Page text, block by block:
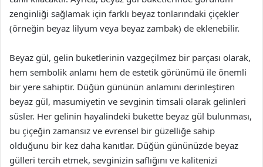
zenginliği sağlamak için farklı beyaz tonlarındaki çiçekler
(örneğin beyaz lilyum veya beyaz zambak) de eklenebilir.
Beyaz gül, gelin buketlerinin vazgeçilmez bir parçası olarak,
hem sembolik anlamı hem de estetik görünümü ile önemli
bir yere sahiptir. Düğün gününün anlamını derinleştiren
beyaz gül, masumiyetin ve sevginin timsali olarak gelinleri
süsler. Her gelinin hayalindeki bukette beyaz gül bulunması,
bu çiçeğin zamansız ve evrensel bir güzelliğe sahip
olduğunu bir kez daha kanıtlar. Düğün gününüzde beyaz
gülleri tercih etmek, sevginizin saflığını ve kalitenizi